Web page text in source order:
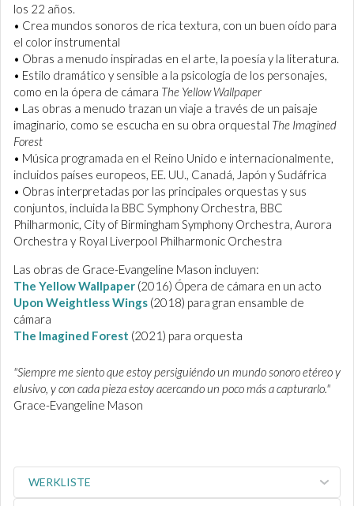
los 22 años.
• Crea mundos sonoros de rica textura, con un buen oído para
el color instrumental
• Obras a menudo inspiradas en el arte, la poesía y la literatura.
• Estilo dramático y sensible a la psicología de los personajes,
como en la ópera de cámara The Yellow Wallpaper
• Las obras a menudo trazan un viaje a través de un paisaje
imaginario, como se escucha en su obra orquestal The Imagined
Forest
• Música programada en el Reino Unido e internacionalmente,
incluidos países europeos, EE. UU., Canadá, Japón y Sudáfrica
• Obras interpretadas por las principales orquestas y sus
conjuntos, incluida la BBC Symphony Orchestra, BBC
Philharmonic, City of Birmingham Symphony Orchestra, Aurora
Orchestra y Royal Liverpool Philharmonic Orchestra
Las obras de Grace-Evangeline Mason incluyen:
The Yellow Wallpaper (2016) Ópera de cámara en un acto
Upon Weightless Wings (2018) para gran ensamble de
cámara
The Imagined Forest (2021) para orquesta
"Siempre me siento que estoy persiguiéndo un mundo sonoro etéreo y
elusivo, y con cada pieza estoy acercando un poco más a capturarlo."
Grace-Evangeline Mason
WERKLISTE